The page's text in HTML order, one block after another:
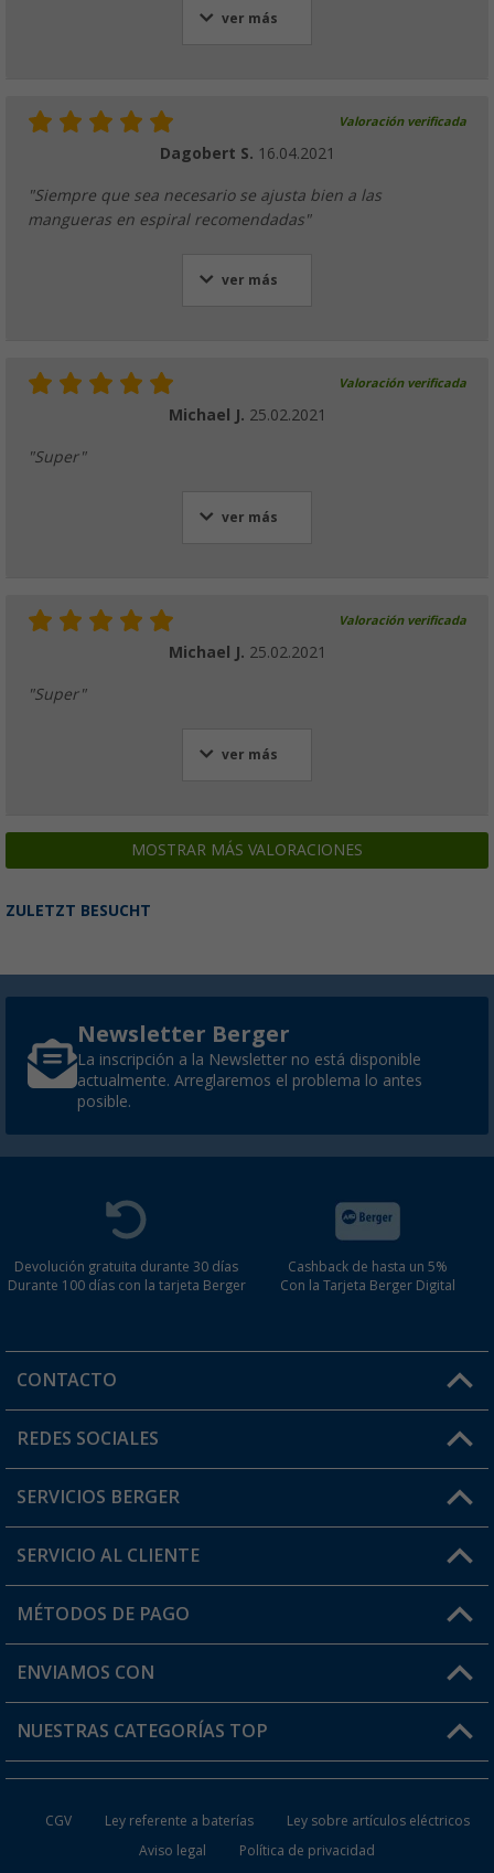
ver más
Valoración verificada
Dagobert S. 16.04.2021
"Siempre que sea necesario se ajusta bien a las
mangueras en espiral recomendadas"
ver más
Valoración verificada
Michael J. 25.02.2021
"Super"
ver más
Valoración verificada
Michael J. 25.02.2021
"Super"
ver más
MOSTRAR MÁS VALORACIONES
ZULETZT BESUCHT
Newsletter Berger
La inscripción a la Newsletter no está disponible
actualmente. Arreglaremos el problema lo antes
posible.
Devolución gratuita durante 30 días
Durante 100 días con la tarjeta Berger
Cashback de hasta un 5%
Con la Tarjeta Berger Digital
CONTACTO
Horario de atención al cliente:
¿Tienes alguna duda?
REDES SOCIALES
SERVICIOS BERGER
Conviértete en distribuidor
Mi cuenta
Tarjeta Berger Digital
SERVICIO AL CLIENTE
FAQ y Contacto
Información de envío
¿Dónde está mi pedido?
MÉTODOS DE PAGO
ENVIAMOS CON
NUESTRAS CATEGORÍAS TOP
CGV Ley referente a baterías
Ley sobre artículos eléctricos
Aviso legal
Política de privacidad